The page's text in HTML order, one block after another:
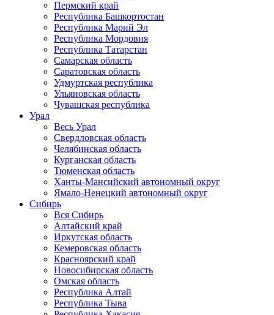
Пермский край
Республика Башкортостан
Республика Марий Эл
Республика Мордовия
Республика Татарстан
Самарская область
Саратовская область
Удмуртская республика
Ульяновская область
Чувашская республика
Урал
Весь Урал
Свердловская область
Челябинская область
Курганская область
Тюменская область
Ханты-Мансийский автономный округ
Ямало-Ненецкий автономный округ
Сибирь
Вся Сибирь
Алтайский край
Иркутская область
Кемеровская область
Красноярский край
Новосибирская область
Омская область
Республика Алтай
Республика Тыва